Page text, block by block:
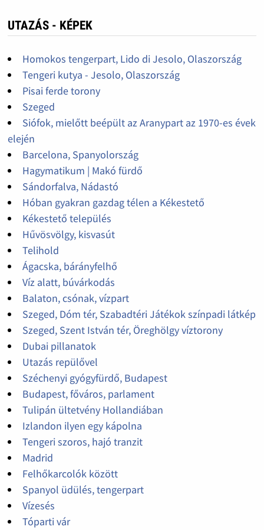
UTAZÁS - KÉPEK
Homokos tengerpart, Lido di Jesolo, Olaszország
Tengeri kutya - Jesolo, Olaszország
Pisai ferde torony
Szeged
Siófok, mielőtt beépült az Aranypart az 1970-es évek
elején
Barcelona, Spanyolország
Hagymatikum | Makó fürdő
Sándorfalva, Nádastó
Hóban gyakran gazdag télen a Kékestető
Kékestető település
Hűvösvölgy, kisvasút
Telihold
Ágacska, bárányfelhő
Víz alatt, búvárkodás
Balaton, csónak, vízpart
Szeged, Dóm tér, Szabadtéri Játékok színpadi látkép
Szeged, Szent István tér, Öreghölgy víztorony
Dubai pillanatok
Utazás repülővel
Széchenyi gyógyfürdő, Budapest
Budapest, főváros, parlament
Tulipán ültetvény Hollandiában
Izlandon ilyen egy kápolna
Tengeri szoros, hajó tranzit
Madrid
Felhőkarcolók között
Spanyol üdülés, tengerpart
Vízesés
Tóparti vár